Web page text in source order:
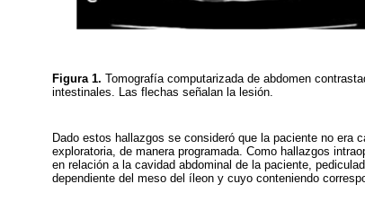
Figura 1. Tomografía computarizada de abdomen
intestinales. Las flechas señalan la lesión.
Dado estos hallazgos se consideró que la paciente no era
exploratoria, de manera programada. Como hallazgos
en relación a la cavidad abdominal de la paciente,
dependiente del meso del íleon y cuyo conteniendo